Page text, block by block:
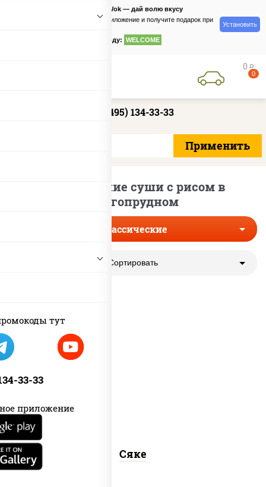
тут
33-33
приложение
PizzaSushiWok — дай волю вкусу
Скачайте приложение и получите подарок при
по промокоду: WELCOME
Установить
0 руб
0
+7 (495) 134-33-33
Классические суши с рисом в
Долгопрудном
Классические
Сортировать
Сяке